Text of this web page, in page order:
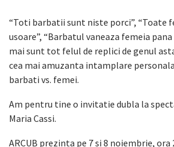
“Toti barbatii sunt niste porci”, “Toate
usoare”, “Barbatul vaneaza femeia
mai sunt tot felul de replici de genul
cea mai amuzanta intamplare
barbati vs. femei.
Am pentru tine o invitatie dubla la
Maria Cassi.
ARCUB prezinta pe 7 si 8 noiembrie, ora